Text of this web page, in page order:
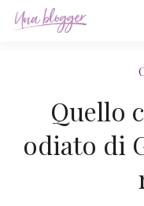
Quello
odiato di